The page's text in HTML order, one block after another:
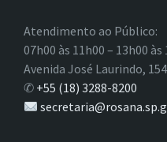
Atendimento ao Público:
07h00 às 11h00 – 13h00
Avenida José Laurindo,
✆ +55 (18) 3288-8200